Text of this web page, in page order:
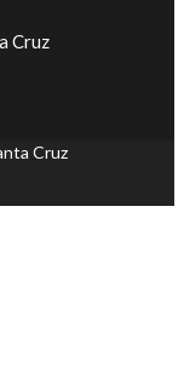
Cruz
Cruz